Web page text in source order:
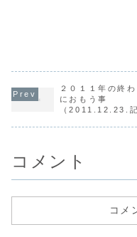
ものですが、指導
者によって判定基
準にブレと言いま
すか、誤差はあり
たくの個人的見解
です)
２０１１年の終わ
におもう事
（2011.12.23.記
コメント
コメ